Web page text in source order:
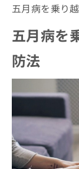
五月病を乗り
五月病を
防法